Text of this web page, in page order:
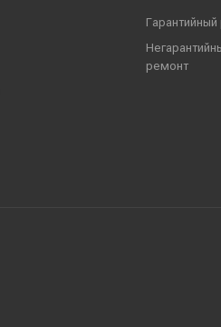
ремонт